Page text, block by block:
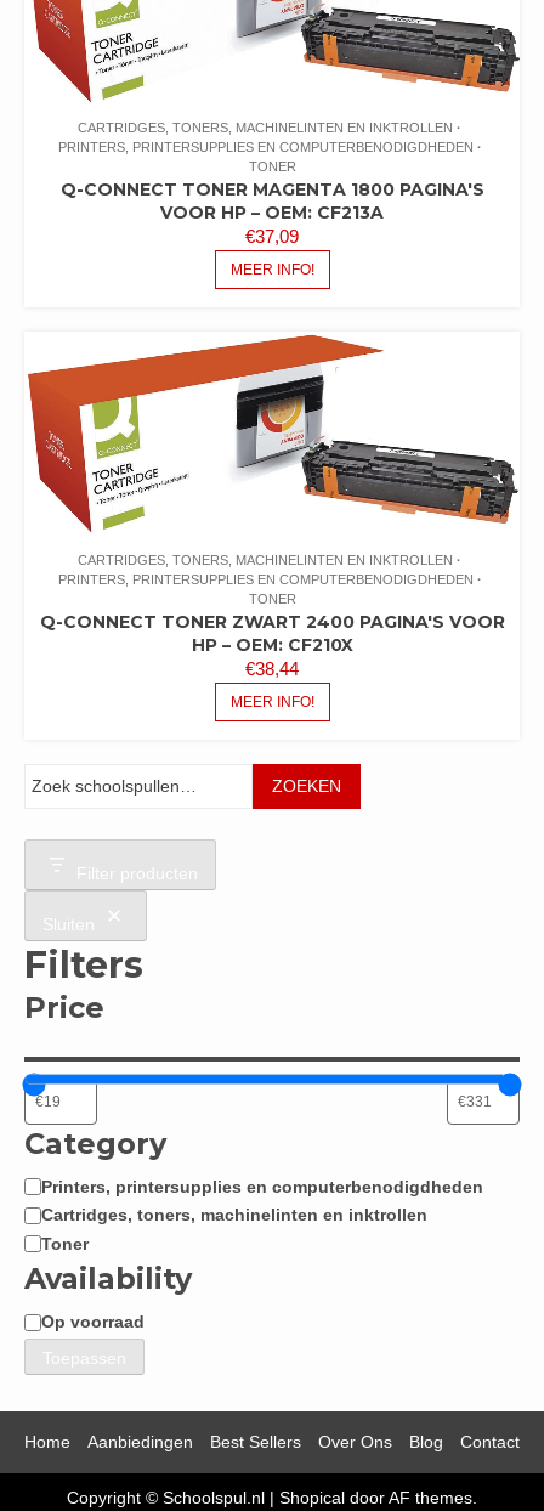
CARTRIDGES, TONERS, MACHINELINTEN EN INKTROLLEN
PRINTERS, PRINTERSUPPLIES EN COMPUTERBENODIGDHEDEN
TONER
Q-CONNECT TONER MAGENTA 1800 PAGINA'S
VOOR HP – OEM: CF213A
€37,09
MEER INFO!
CARTRIDGES, TONERS, MACHINELINTEN EN INKTROLLEN
PRINTERS, PRINTERSUPPLIES EN COMPUTERBENODIGDHEDEN
TONER
Q-CONNECT TONER ZWART 2400 PAGINA'S VOOR
HP – OEM: CF210X
€38,44
MEER INFO!
ZOEKEN
Filter producten
Sluiten
Filters
Price
Category
Categorie
Printers, printersupplies en computerbenodigdheden
Cartridges, toners, machinelinten en inktrollen
Toner
Availability
Beschikbaarheid
Op voorraad
Toepassen
Home Aanbiedingen Best Sellers Over Ons Blog Contact
Copyright © Schoolspul.nl | Shopical door AF themes.